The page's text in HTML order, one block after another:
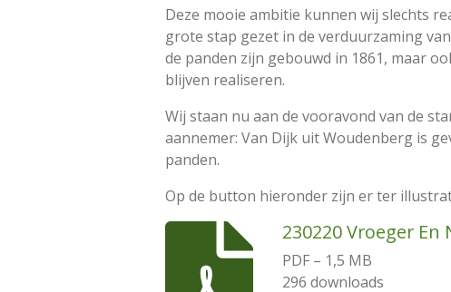
Deze mooie ambitie kunnen wij slechts
grote stap gezet in de verduurzaming
de panden zijn gebouwd in 1861, maar
blijven realiseren.
Wij staan nu aan de vooravond van de
aannemer: Van Dijk uit Woudenberg is
panden.
Op de button hieronder zijn er ter
230220 Vroeger
PDF – 1,5 MB
296 downloads